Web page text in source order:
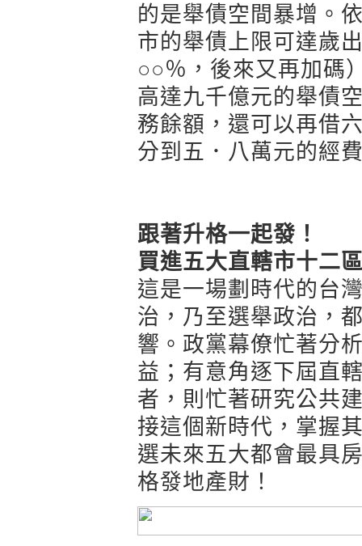
的是舉債空間暴增。
市的舉債上限可達歲
○○％，後來又再加碼
高達九千億元的舉債
務餘額，還可以再借
分到五．八萬元的經
跟著升格一起發！
買進五大直轄市十二
這是一場劃時代的台
治，乃至選舉政治，
響。政黨幕僚忙著分
益；有意角逐下屆直
者，則忙著研究公共
接這個新時代，掌握
選未來五大都會最具
格發地產財！